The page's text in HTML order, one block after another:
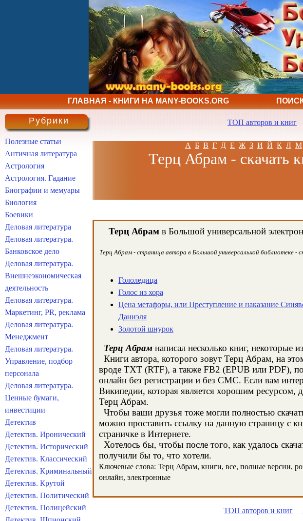
ГЛАВНАЯ - КНИГИ НА MANY-BOOKS.ORG
ТОП авторов и книг
А Б В Г Д Е Ж З И Й К Л М
Терц Абрам - скачать
Терц Абрамв Большой универсальной
Терц Абрам - страница автора в Большой универсальной библиотеке -
Гололедица
Голос из хора
Цена метафоры, или Преступление и наказание
Даниэля
Золотой шнурок
Терц Абрам написал несколько книг, некоторые
Книги автора, которого зовут Терц Абрам, на
вроде TXT (RTF), а также FB2 (EPUB или PDF),
онлайн без регистрации и без СМС. Если вам
Википедии, которая является хорошим
Терц Абрам.
Чтобы ваши друзья тоже могли полностью
можно проставить ссылку на данную страницу с
страничке в Интернете.
Хотелось бы, чтобы после того, как удалось
получили бы то, что хотели.
Ключевые слова: Терц Абрам, книги, все, полные версии,
онлайн, электронные
ТОП авторов и книг
Рубрики
Полезные статьи
Античная литература
Астрология
Астрология. Гадание
Биографии и мемуары
Биология
Боевики
Деловая литература
Деловая литература.
Банковское дело
Деловая литература.
Внешнеэкономическая
деятельность
Деловая литература.
Маркетинг, PR, реклама
Деловая литература.
Менеджмент
Деловая литература.
Управление, подбор
персонала
Деловая литература.
Ценные бумаги,
инвестиции
Детектив
Детектив. Иронический
Детектив. Исторический
Детектив. Классический
Детектив. Криминальный
Детектив. Крутой
Детектив. Политический
Детектив. Полицейский